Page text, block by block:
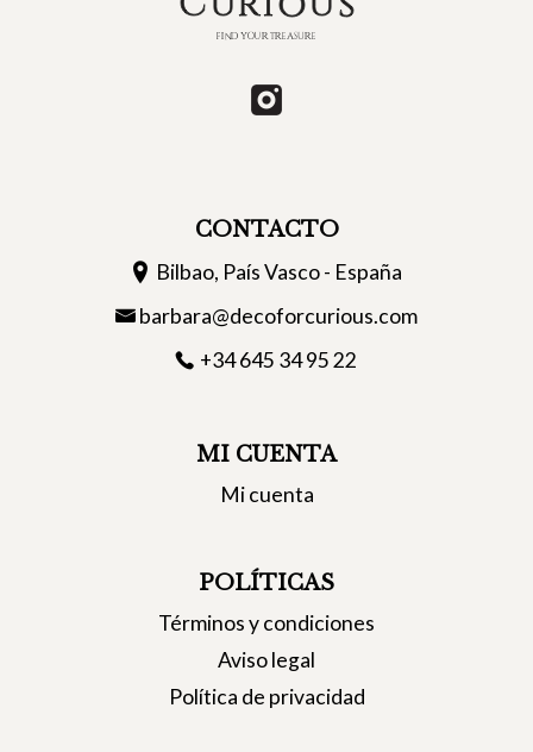
CONTACTO
Bilbao, País Vasco - España
barbara@decoforcurious.com
+34 645 34 95 22
MI CUENTA
Mi cuenta
POLÍTICAS
Términos y condiciones
Aviso legal
Política de privacidad